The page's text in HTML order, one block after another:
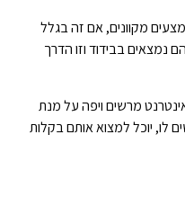
מקוונים, אם זה בגלל
נמצאים בבידוד וזו הדרך
מרשים ויפה על מנת
יוכל למצוא אותם בקלות